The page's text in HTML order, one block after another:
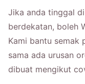
Jika anda tinggal
berdekatan, boleh
Kami bantu semak
sama ada urusan
dibuat mengikut